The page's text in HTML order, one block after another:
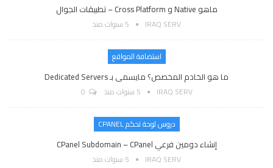
ماهو Native و Cross Platform – تطبيقات الجوال
IRAQ SERV 5 سنوات منذ
استضافة المواقع
ما هو الخادم المخصص؟ مايسمى بـ Dedicated Servers
IRAQ SERV 5 سنوات منذ
دروس لوحة تحكم CPANEL
إنشاء دومين فرعي CPanel Subdomain – CPanel
IRAQ SERV 5 سنوات منذ